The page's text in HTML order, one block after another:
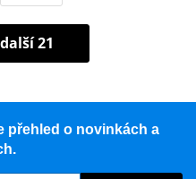
21
přehled o novinkách a